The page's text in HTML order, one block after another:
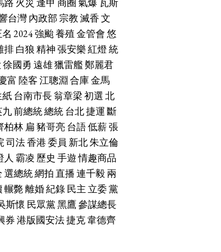
路 火災 逢甲 商圈氣爆瓦斯
台灣內政部宗教滅香文
2024強颱養殖金管會悠
排白狼精神張安樂紅燈統
徐國勇 遠雄獵雷艦鄭麗君
富 陸客江聰淵 合庫金馬
紙台南市長翁章梁初選北
九前總統總統台北捷運 斷
柏林 扁豬哥亮台語低薪張
司法香港委員 新北朱立倫
人 霸凌 歷史 手遊情趣商品
選總統網拍直播連千毅兩
輾斃離婚紀錄民主 立委黨
斯懷 民眾黨黑鷹參謀總長
券港版國安法捷克韋德齊